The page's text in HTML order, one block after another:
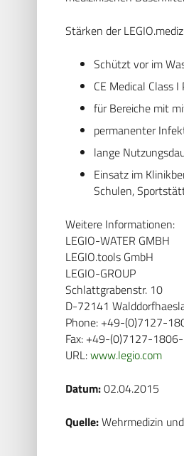
Stärken der
Schützt vor im
CE Medical Class I
für Bereiche mit
permanenter
lange
Einsatz im
Schulen,
Weitere Informationen:
LEGIO-WATER GMBH
LEGIO.tools GmbH
LEGIO-GROUP
Schlattgrabenstr. 10
D-72141
Phone: +49-(0)7127-
Fax: +49-(0)7127-
URL:www.legio.com
Datum:02.04.2015
Quelle:Wehrmedizin